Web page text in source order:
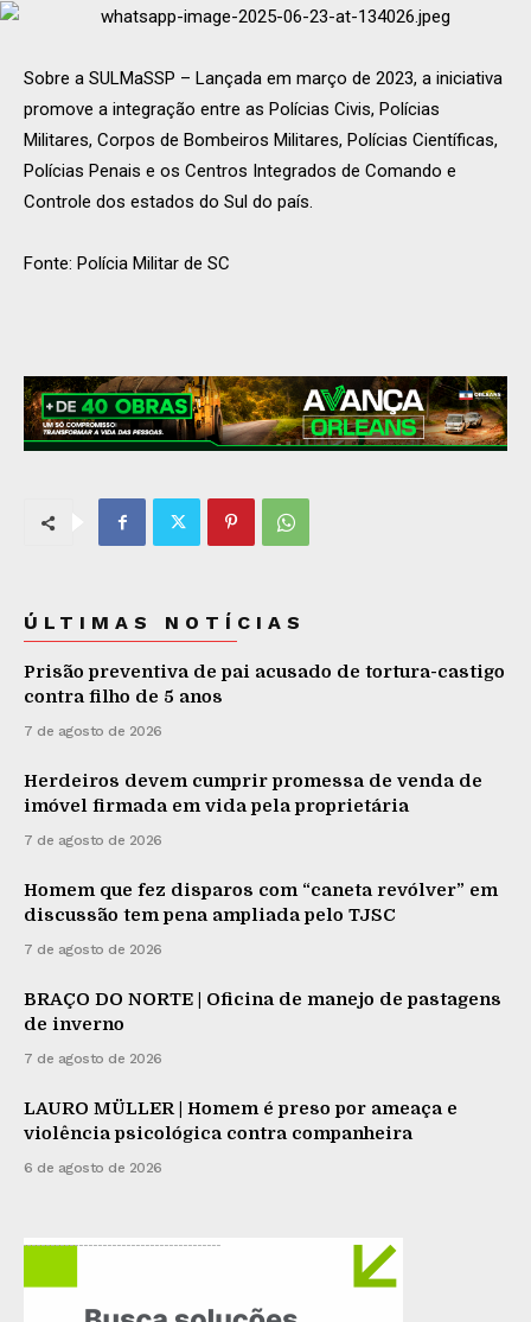
Sobre a SULMaSSP – Lançada em março de 2023, a iniciativa
promove a integração entre as Polícias Civis, Polícias
Militares, Corpos de Bombeiros Militares, Polícias Científicas,
Polícias Penais e os Centros Integrados de Comando e
Controle dos estados do Sul do país.
Fonte: Polícia Militar de SC
ÚLTIMAS NOTÍCIAS
Prisão preventiva de pai acusado de tortura-castigo
contra filho de 5 anos
7 de agosto de 2026
Herdeiros devem cumprir promessa de venda de
imóvel firmada em vida pela proprietária
7 de agosto de 2026
Homem que fez disparos com “caneta revólver” em
discussão tem pena ampliada pelo TJSC
7 de agosto de 2026
BRAÇO DO NORTE | Oficina de manejo de pastagens
de inverno
7 de agosto de 2026
LAURO MÜLLER | Homem é preso por ameaça e
violência psicológica contra companheira
6 de agosto de 2026